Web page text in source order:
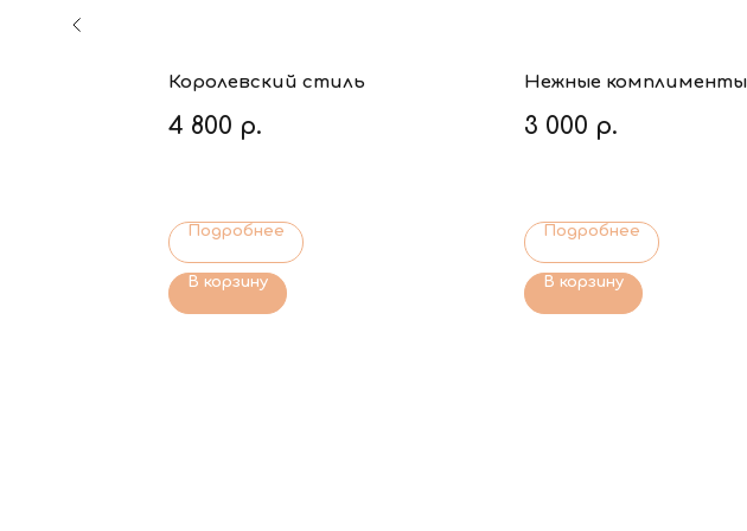
Королевский стиль
4 800 р.
Подробнее
В корзину
Нежные комплименты
3 000 р.
Подробнее
В корзину